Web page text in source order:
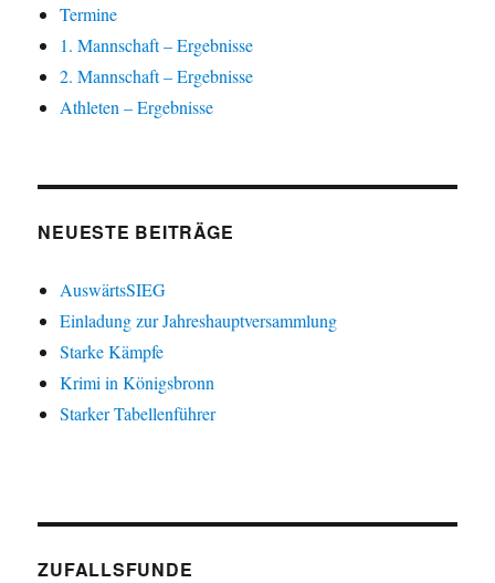
Termine
1. Mannschaft – Ergebnisse
2. Mannschaft – Ergebnisse
Athleten – Ergebnisse
NEUESTE BEITRÄGE
AuswärtsSIEG
Einladung zur Jahreshauptversammlung
Starke Kämpfe
Krimi in Königsbronn
Starker Tabellenführer
ZUFALLSFUNDE